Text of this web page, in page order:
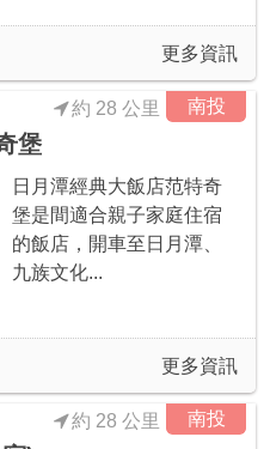
更多資訊
南投
堡
約 28 公里
日月潭經典大飯店范特奇
堡是間適合親子家庭住宿
的飯店，開車至日月潭、
九族文化...
更多資訊
南投
約 28 公里